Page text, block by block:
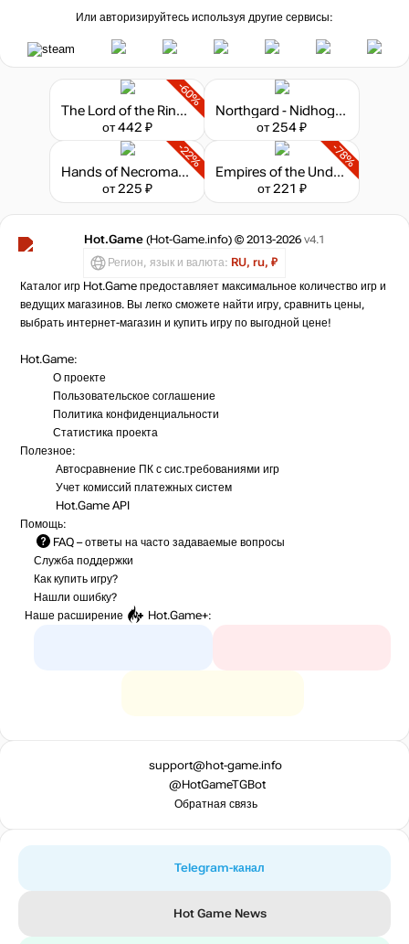
Или авторизируйтесь используя другие сервисы:
-60%
The Lord of the Rings: Return to Moria
от 442 ₽
Northgard - Nidhogg, Clan of the Dragon
от 254 ₽
-22%
Hands of Necromancy II
от 225 ₽
-78%
Empires of the Undergrowth
от 221 ₽
Hot.Game (Hot-Game.info) © 2013-2026 v4.1
Регион, язык и валюта: RU, ru, ₽
Каталог игр Hot.Game предоставляет максимальное количество игр и
ведущих магазинов. Вы легко сможете найти игру, сравнить цены,
выбрать интернет-магазин и купить игру по выгодной цене!
Hot.Game:
О проекте
Пользовательское соглашение
Политика конфиденциальности
Статистика проекта
Полезное:
Автосравнение ПК с сис.требованиями игр
Учет комиссий платежных систем
Hot.Game API
Помощь:
FAQ – ответы на часто задаваемые вопросы
Служба поддержки
Как купить игру?
Нашли ошибку?
Наше расширение
Hot.Game+:
support@hot-game.info
@HotGameTGBot
Обратная связь
Telegram-канал
Hot Game News